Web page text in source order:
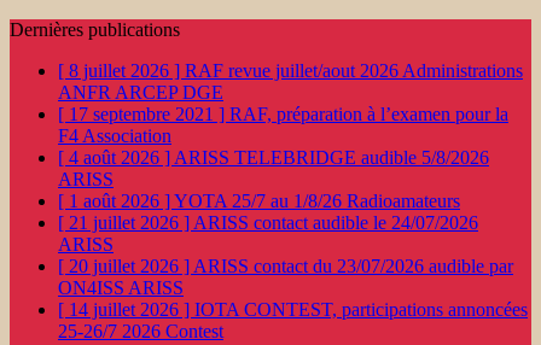
Dernières publications
[ 8 juillet 2026 ] RAF revue juillet/aout 2026 Administrations
ANFR ARCEP DGE
[ 17 septembre 2021 ] RAF, préparation à l’examen pour la
F4 Association
[ 4 août 2026 ] ARISS TELEBRIDGE audible 5/8/2026
ARISS
[ 1 août 2026 ]YOTA 25/7 au 1/8/26 Radioamateurs
[ 21 juillet 2026 ] ARISS contact audible le 24/07/2026
ARISS
[ 20 juillet 2026 ] ARISS contact du 23/07/2026 audible par
ON4ISS ARISS
[ 14 juillet 2026 ] IOTA CONTEST, participations annoncées
25-26/7 2026 Contest